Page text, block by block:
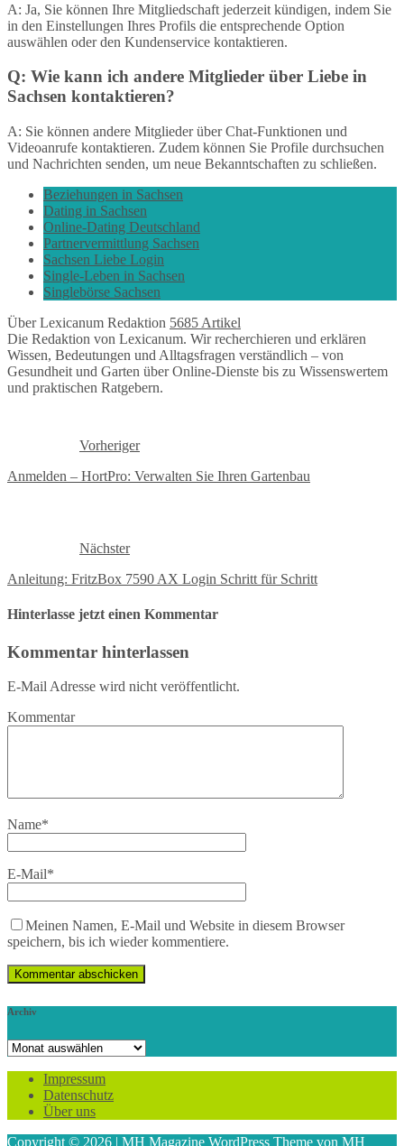
A: Ja, Sie können Ihre Mitgliedschaft jederzeit kündigen, indem Sie
in den Einstellungen Ihres Profils die entsprechende Option
auswählen oder den Kundenservice kontaktieren.
Q: Wie kann ich andere Mitglieder über Liebe in
Sachsen kontaktieren?
A: Sie können andere Mitglieder über Chat-Funktionen und
Videoanrufe kontaktieren. Zudem können Sie Profile durchsuchen
und Nachrichten senden, um neue Bekanntschaften zu schließen.
Beziehungen in Sachsen
Dating in Sachsen
Online-Dating Deutschland
Partnervermittlung Sachsen
Sachsen Liebe Login
Single-Leben in Sachsen
Singlebörse Sachsen
Über Lexicanum Redaktion 5685 Artikel
Die Redaktion von Lexicanum. Wir recherchieren und erklären
Wissen, Bedeutungen und Alltagsfragen verständlich – von
Gesundheit und Garten über Online-Dienste bis zu Wissenswertem
und praktischen Ratgebern.
Vorheriger
Anmelden – HortPro: Verwalten Sie Ihren Gartenbau
Nächster
Anleitung: FritzBox 7590 AX Login Schritt für Schritt
Hinterlasse jetzt einen Kommentar
Kommentar hinterlassen
E-Mail Adresse wird nicht veröffentlicht.
Kommentar
Name*
E-Mail*
Meinen Namen, E-Mail und Website in diesem Browser
speichern, bis ich wieder kommentiere.
Archiv
Archiv
Impressum
Datenschutz
Über uns
Copyright © 2026 | MH Magazine WordPress Theme von MH